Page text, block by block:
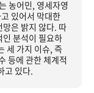
농어민, 영세자영
있어서 막대한
은 밝지 않다. 따
분석이 필요하
세 가지 이슈, 즉
등에 관한 체계적
고 있다.